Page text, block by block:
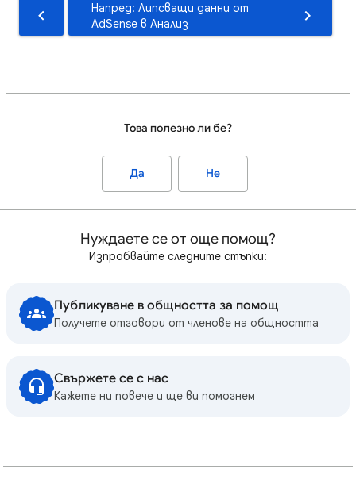
Напред: Липсващи данни от
AdSense в Анализ
Това полезно ли бе?
Да Не
Нуждаете се от още помощ?
Изпробвайте следните стъпки:
Публикуване в общността за помощ
Получете отговори от членове на общността
Свържете се с нас
Кажете ни повече и ще ви помогнем